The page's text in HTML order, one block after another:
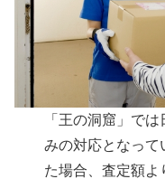
「王の洞窟」で
みの対応となって
た場合、査定額